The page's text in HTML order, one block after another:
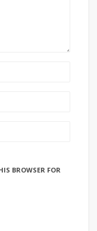
BROWSER FOR